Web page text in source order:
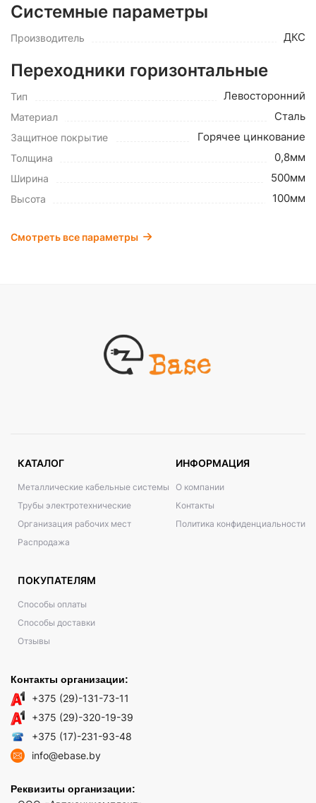
Системные параметры
Производитель ДКС
Переходники горизонтальные
Тип Левосторонний
Материал Сталь
Защитное покрытие Горячее цинкование
Толщина 0,8мм
Ширина 500мм
Высота 100мм
Смотреть все параметры
КАТАЛОГ
Металлические кабельные системы
Трубы электротехнические
Организация рабочих мест
Распродажа
ИНФОРМАЦИЯ
О компании
Контакты
Политика конфиденциальности
ПОКУПАТЕЛЯМ
Способы оплаты
Способы доставки
Отзывы
Контакты организации:
+375 (29)-131-73-11
+375 (29)-320-19-39
+375 (17)-231-93-48
info@ebase.by
Реквизиты организации: